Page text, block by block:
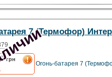
7 (Термофор)
грн
Огонь-батарея 7